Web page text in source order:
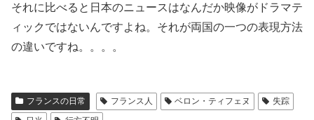
それに比べると日本のニュースはなんだか映像がドラマテ
ィックではないんですよね。それが両国の一つの表現方法
の違いですね。。。。
フランスの日常 フランス人 ベロン・ティフェヌ
失踪